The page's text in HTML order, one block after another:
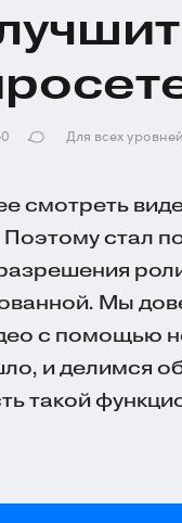
Для всех уровней
смотреть
стал
Мы
с помощью
и делимся
такой